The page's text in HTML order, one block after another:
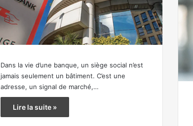
Dans la vie d’une banque, un siège social n’est
jamais seulement un bâtiment. C’est une
adresse, un signal de marché,…
Lire la suite »